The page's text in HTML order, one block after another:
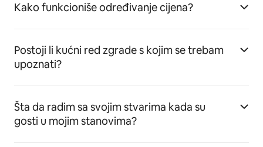
Kako funkcioniše određivanje cijena?
Postoji li kućni red zgrade s kojim se trebam
upoznati?
Šta da radim sa svojim stvarima kada su
gosti u mojim stanovima?